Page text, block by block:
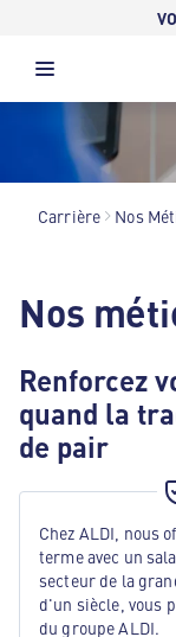
Carrière Nos
Nos
Renforcez
quand la
de pair
Chez ALDI, nous
terme avec un
secteur de la
d'un siècle, vous
du groupe ALDI.